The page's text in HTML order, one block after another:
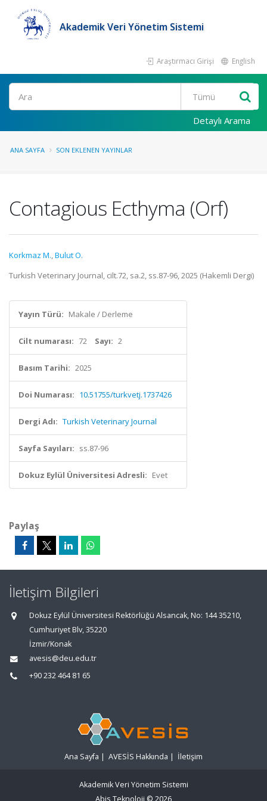
Akademik Veri Yönetim Sistemi
Araştırmacı Girişi English
Ara
Detaylı Arama
ANA SAYFA SON EKLENEN YAYINLAR
Contagious Ecthyma (Orf)
Korkmaz M.,Bulut O.
Turkish Veterinary Journal, cilt.72, sa.2, ss.87-96, 2025 (Hakemli Dergi)
Yayın Türü: Makale / Derleme
Cilt numarası: 72 Sayı: 2
Basım Tarihi: 2025
Doi Numarası: 10.51755/turkvetj.1737426
Dergi Adı: Turkish Veterinary Journal
Sayfa Sayıları: ss.87-96
Dokuz Eylül Üniversitesi Adresli: Evet
Paylaş
İletişim Bilgileri
Dokuz Eylül Üniversitesi Rektörlüğü Alsancak, No: 144 35210,
Cumhuriyet Blv, 35220
İzmir/Konak
avesis@deu.edu.tr
+90 232 464 81 65
Ana Sayfa | AVESİS Hakkında | İletişim
Akademik Veri Yönetim Sistemi
Abis Teknoloji © 2026